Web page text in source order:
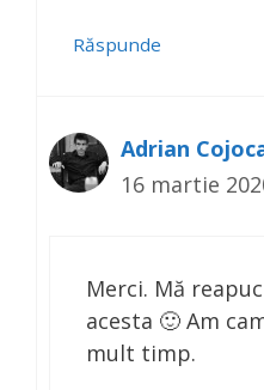
Răspunde
Adrian
16 martie
Merci. Mă
acesta 🙂 Am
mult timp.